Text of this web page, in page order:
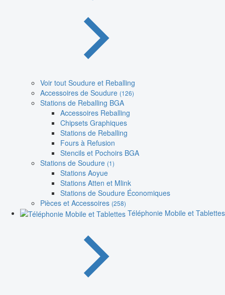
Voir tout Soudure et Reballing
Accessoires de Soudure (126)
Stations de Reballing BGA
Accessoires Reballing
Chipsets Graphiques
Stations de Reballing
Fours à Refusion
Stencils et Pochoirs BGA
Stations de Soudure (1)
Stations Aoyue
Stations Atten et Mlink
Stations de Soudure Économiques
Pièces et Accessoires (258)
Téléphonie Mobile et Tablettes